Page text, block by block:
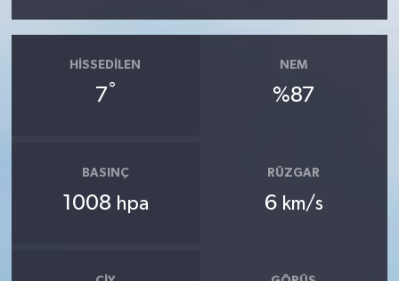
HISSEDILEN
7°
NEM
%87
BASINÇ
1008 hpa
RÜZGAR
6 km/s